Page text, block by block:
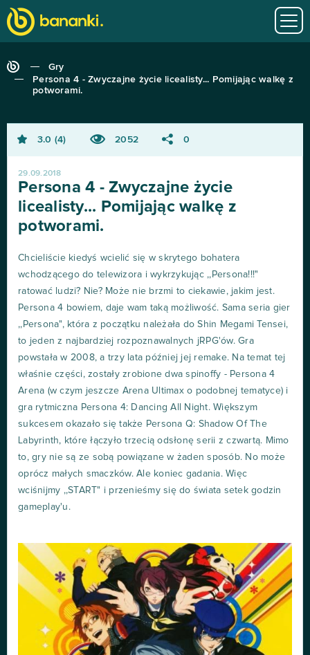
Gry
Persona 4 - Zwyczajne życie licealisty... Pomijając walkę z
potworami.
3.0 4 2052 0
29.09.2018
Persona 4 - Zwyczajne życie
licealisty... Pomijając walkę z
potworami.
Chcieliście kiedyś wcielić się w skrytego bohatera
wchodzącego do telewizora i wykrzykując ,,Persona!!!"
ratować ludzi? Nie? Może nie brzmi to ciekawie, jakim jest.
Persona 4 bowiem, daje wam taką możliwość. Sama seria gier
,,Persona", która z początku należała do Shin Megami Tensei,
to jeden z najbardziej rozpoznawalnych jRPG'ów. Gra
powstała w 2008, a trzy lata później jej remake. Na temat tej
właśnie części, zostały zrobione dwa spinoffy - Persona 4
Arena (w czym jeszcze Arena Ultimax o podobnej tematyce) i
gra rytmiczna Persona 4: Dancing All Night. Większym
sukcesem okazało się także Persona Q: Shadow Of The
Labyrinth, które łączyło trzecią odsłonę serii z czwartą. Mimo
to, gry nie są ze sobą powiązane w żaden sposób. No może
oprócz małych smaczków. Ale koniec gadania. Więc
wciśnijmy ,,START" i przenieśmy się do świata setek godzin
gameplay'u.